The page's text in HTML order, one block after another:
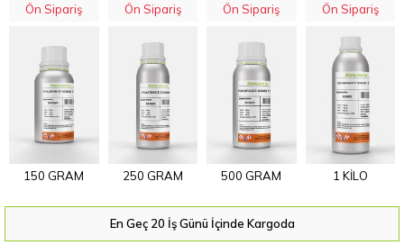
Ön Sipariş
150 GRAM
Ön Sipariş
250 GRAM
Ön Sipariş
500 GRAM
Ön Sipariş
1 KİLO
En Geç 20 İş Günü İçinde Kargoda